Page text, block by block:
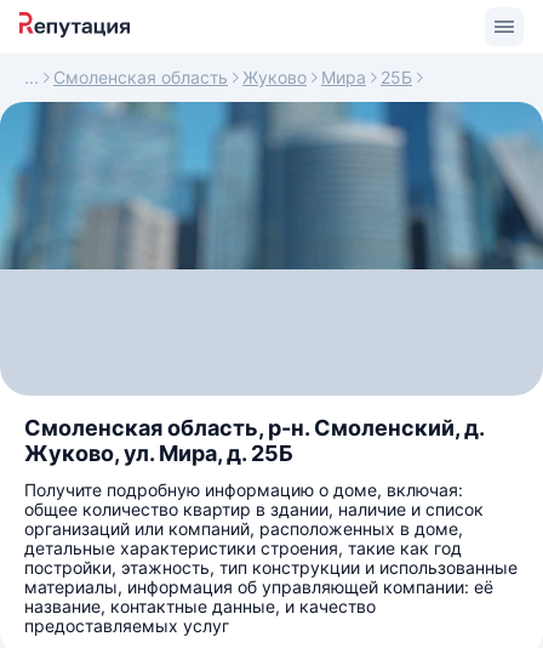
Смоленская область Жуково Мира 25Б
Смоленская область, р-н. Смоленский, д.
Жуково, ул. Мира, д. 25Б
Получите подробную информацию о доме, включая:
общее количество квартир в здании, наличие и список
организаций или компаний, расположенных в доме,
детальные характеристики строения, такие как год
постройки, этажность, тип конструкции и использованные
материалы, информация об управляющей компании: её
название, контактные данные, и качество
предоставляемых услуг